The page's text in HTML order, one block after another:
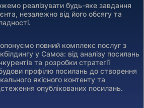
реалізувати будь-яке завдання
незалежно від його обсягу та
повний комплекс послуг з
у Самоа: від аналізу посилань
та розробки стратегії
профілю посилань до створення
якісного контенту та
опублікованих посилань.